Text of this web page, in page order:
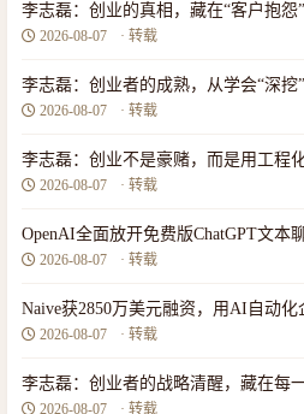
李志磊：创业的真相，藏在“客户抱怨
2026-08-07 · 转载
李志磊：创业者的成熟，从学会“深挖
2026-08-07 · 转载
李志磊：创业不是豪赌，而是用工程
2026-08-07 · 转载
OpenAI全面放开免费版ChatGPT文本
2026-08-07 · 转载
Naive获2850万美元融资，用AI自动化
2026-08-07 · 转载
李志磊：创业者的战略清醒，藏在每
2026-08-07 · 转载